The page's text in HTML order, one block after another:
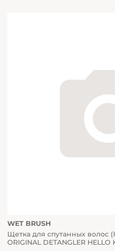
WET BRUSH
Щетка для спутанных волос
ORIGINAL DETANGLER HELLO